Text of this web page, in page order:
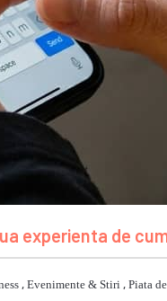
experienta de
, Evenimente & Stiri , Piata